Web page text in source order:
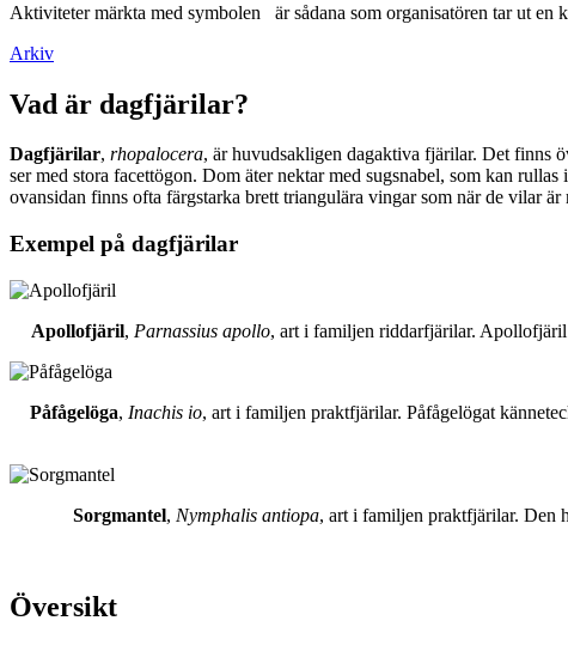
Aktiviteter märkta med symbolen
är sådana som organisatören tar ut en
Arkiv
Vad är dagfjärilar?
Dagfjärilar, rhopalocera, är huvudsakligen dagaktiva fjärilar. Det finns
ser med stora facettögon. Dom äter nektar med sugsnabel, som kan
ovansidan finns ofta färgstarka brett triangulära vingar som när de vilar är
Exempel på dagfjärilar
Apollofjäril, Parnassius apollo, art i familjen riddarfjärilar. Apollofjäril
Påfågelöga, Inachis io, art i familjen praktfjärilar. Påfågelögat
Sorgmantel, Nymphalis antiopa, art i familjen praktfjärilar. Den
Översikt